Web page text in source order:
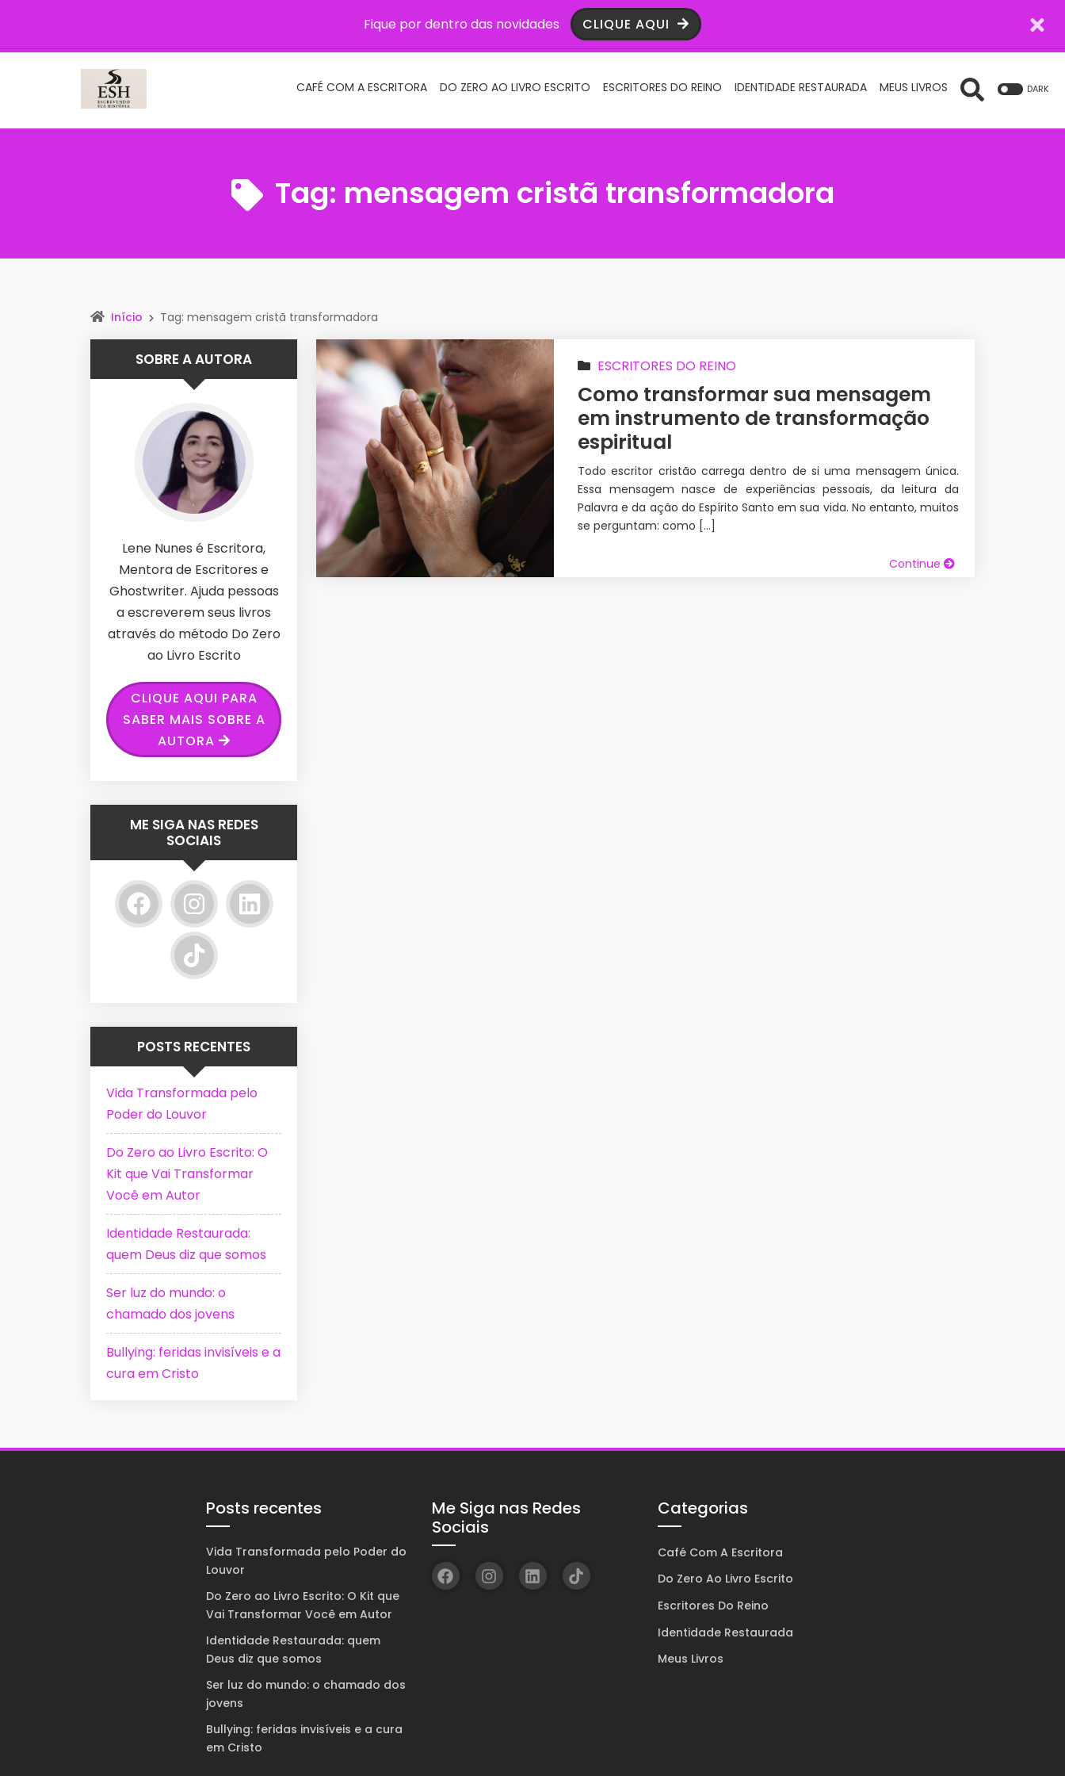
Fique por dentro das novidades CLIQUE AQUI
CAFÉ COM A ESCRITORA DO ZERO AO LIVRO ESCRITO ESCRITORES DO REINO IDENTIDADE RESTAURADA MEUS LIVROS DARK
Tag: mensagem cristã transformadora
Início Tag: mensagem cristã transformadora
ESCRITORES DO REINO
Como transformar sua mensagem
em instrumento de transformação
espiritual
Todo escritor cristão carrega dentro de si uma mensagem única.
Essa mensagem nasce de experiências pessoais, da leitura da
Palavra e da ação do Espírito Santo em sua vida. No entanto, muitos
se perguntam: como […]
Continue
SOBRE A AUTORA
Lene Nunes é Escritora,
Mentora de Escritores e
Ghostwriter. Ajuda pessoas
a escreverem seus livros
através do método Do Zero
ao Livro Escrito
CLIQUE AQUI PARA
SABER MAIS SOBRE A
AUTORA
ME SIGA NAS REDES
SOCIAIS
POSTS RECENTES
Vida Transformada pelo
Poder do Louvor
Do Zero ao Livro Escrito: O
Kit que Vai Transformar
Você em Autor
Identidade Restaurada:
quem Deus diz que somos
Ser luz do mundo: o
chamado dos jovens
Bullying: feridas invisíveis e a
cura em Cristo
Posts recentes
Vida Transformada pelo Poder do
Louvor
Do Zero ao Livro Escrito: O Kit que
Vai Transformar Você em Autor
Identidade Restaurada: quem
Deus diz que somos
Ser luz do mundo: o chamado dos
jovens
Bullying: feridas invisíveis e a cura
em Cristo
Me Siga nas Redes
Sociais
Categorias
Café Com A Escritora
Do Zero Ao Livro Escrito
Escritores Do Reino
Identidade Restaurada
Meus Livros